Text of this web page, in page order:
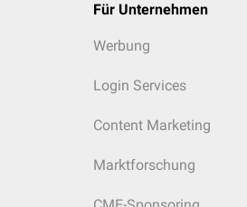
Für Unternehmen
Werbung
Login Services
Content Marketing
Marktforschung